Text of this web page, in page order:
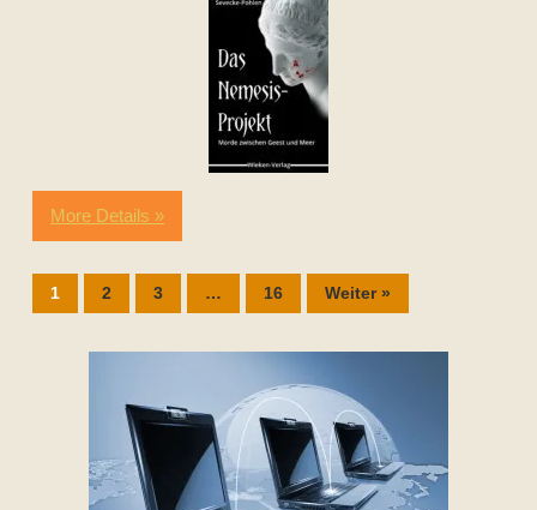
More Details »
1 2 3 … 16 Weiter »